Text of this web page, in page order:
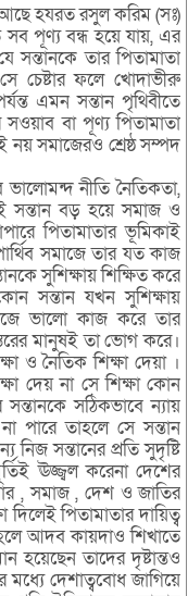
আছে হযরত রসুল করিম (সঃ)
পূণ্য বন্ধ হয়ে যায়, এর
সন্তানকে তার পিতামাতা
চেষ্টার ফলে খোদাভীরু
এমন সন্তান পৃথিবীতে
বা পূণ্য পিতামাতা
নয় সমাজেরও শ্রেষ্ঠ সম্পদ
নীতি নৈতিকতা,
সন্তান বড় হয়ে সমাজ ও
পিতামাতার ভূমিকাই
সমাজে তার যত কাজ
সুশিক্ষায় শিক্ষিত করে
সন্তান যখন সুশিক্ষায়
ভালো কাজ করে তার
মানুষই তা ভোগ করে।
ও নৈতিক শিক্ষা দেয়া ।
দেয় না সে শিক্ষা কোন
সঠিকভাবে ন্যায়
পারে তাহলে সে সন্তান
সন্তানের প্রতি সুদৃষ্টি
ঊজ্জ্বল করেনা দেশের
, সমাজ , দেশ ও জাতির
দিলেই পিতামাতার দায়িত্ব
আদব কায়দাও শিখাতে
হয়েছেন তাদের দৃষ্টান্তও
মধ্যে দেশাত্ববোধ জাগিয়ে